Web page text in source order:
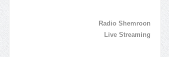
Radio Shemroon
Live Streaming